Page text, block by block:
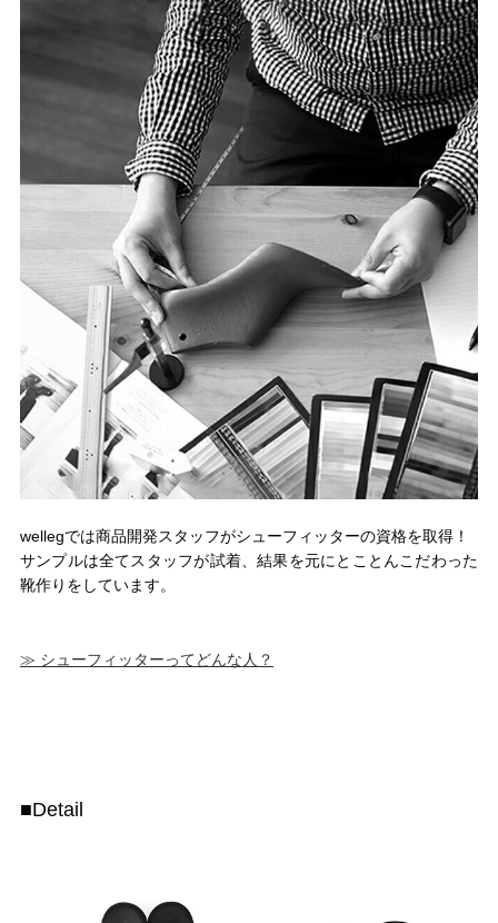
wellegでは商品開発スタッフがシューフィッターの資格を取得！
サンプルは全てスタッフが試着、結果を元にとことんこだわった
靴作りをしています。
≫ シューフィッターってどんな人？
■Detail